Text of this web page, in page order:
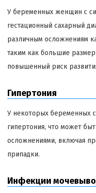
У беременных женщин с
гестационный сахарный
различным осложнениям
таким как большие
повышенный риск
Гипертония
У некоторых беременных
гипертония, что может
осложнениями, включая
припадки.
Инфекции